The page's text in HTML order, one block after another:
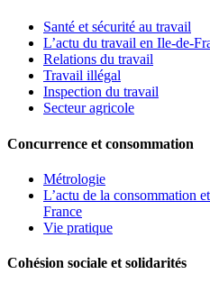
Santé et sécurité au travail
L’actu du travail en Ile-de-
Relations du travail
Travail illégal
Inspection du travail
Secteur agricole
Concurrence et consommation
Métrologie
L’actu de la consommation
France
Vie pratique
Cohésion sociale et solidarités